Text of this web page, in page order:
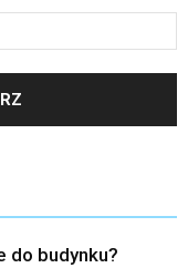
do budynku?